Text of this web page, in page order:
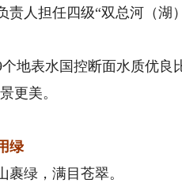
责人担任四级“双总河（湖
表水国控断面水质优良
更美。
绿
绿，满目苍翠。